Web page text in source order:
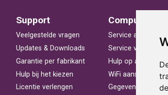
Support
Veelgestelde vragen
Updates & Downloads
Garantie per fabrikant
Hulp bij het kiezen
Licentie verlengen
Computerhulp
Service aan huis
Service voor
Hulp op afstand
WiFi aansluiten
Gegevens